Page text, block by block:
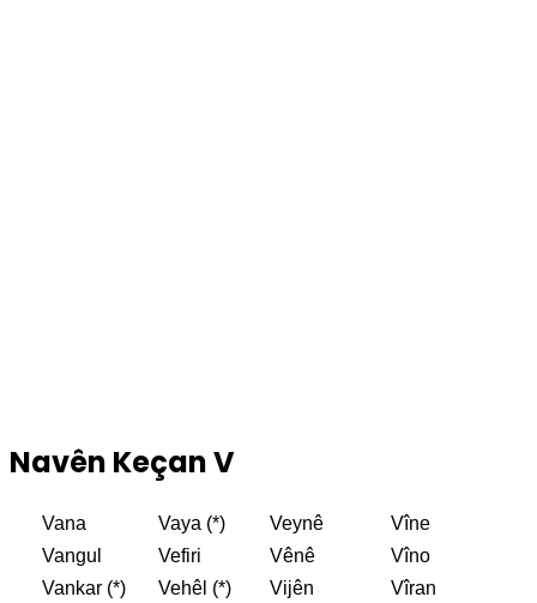
Navên Keçan V
Vana Vaya (*) Veynê
Vîne
Vangul
Vefiri Vênê
Vîno
Vankar (*)
Vehêl (*) Vijên
Vîran